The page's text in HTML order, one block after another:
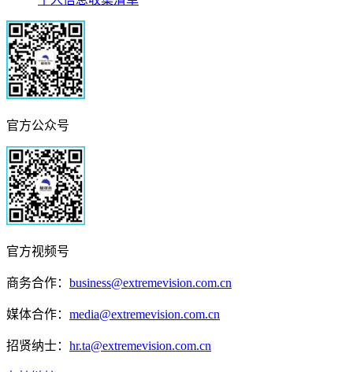
官方公众号
官方视频号
商务合作： business@extremevision.com.cn
媒体合作： media@extremevision.com.cn
招贤纳士： hr.ta@extremevision.com.cn